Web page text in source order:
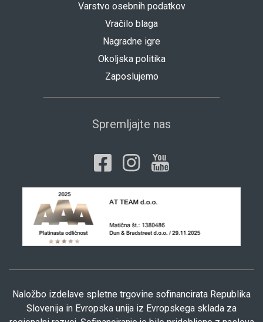
Varstvo osebnih podatkov
Vračilo blaga
Nagradne igre
Okoljska politika
Zaposlujemo
Spremljajte nas
Naložbo izdelave spletne trgovine sofinancirata Republika
Slovenija in Evropska unija iz Evropskega sklada za